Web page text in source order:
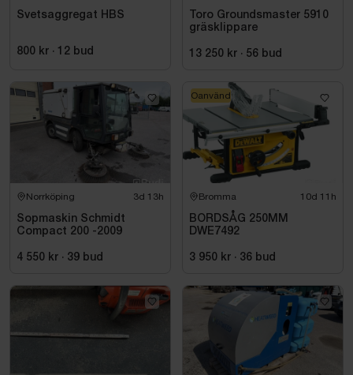
Svetsaggregat HBS
800 kr · 12 bud
Toro Groundsmaster 5910
gräsklippare
13 250 kr · 56 bud
Norrköping 3d 13h
Sopmaskin Schmidt
Compact 200 -2009
4 550 kr · 39 bud
Bromma 10d 11h
BORDSÅG 250MM
DWE7492
3 950 kr · 36 bud
Oanvänd